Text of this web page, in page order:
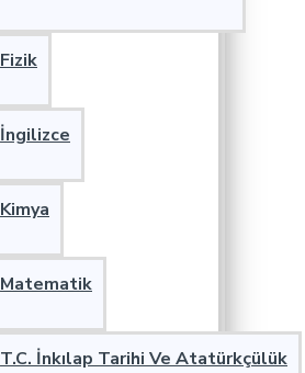
Fizik
İngilizce
Kimya
Matematik
T.C. İnkılap Tarihi Ve Atatürkçülük